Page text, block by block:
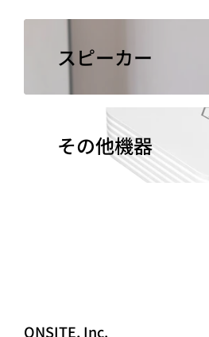
スピーカー
その他機器
ONSITE, Inc.